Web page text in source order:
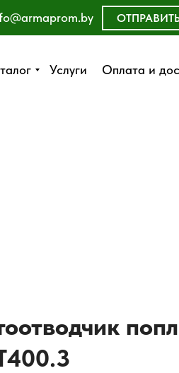
Услуги Оплата и
Услуги Оплата и
ОСТАВИТЬ ЗАЯВКУ